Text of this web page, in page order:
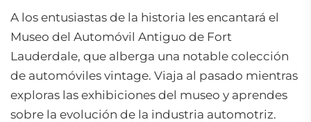
A los entusiastas de la historia les encantará el
Museo del Automóvil Antiguo de Fort
Lauderdale, que alberga una notable colección
de automóviles vintage. Viaja al pasado mientras
exploras las exhibiciones del museo y aprendes
sobre la evolución de la industria automotriz.